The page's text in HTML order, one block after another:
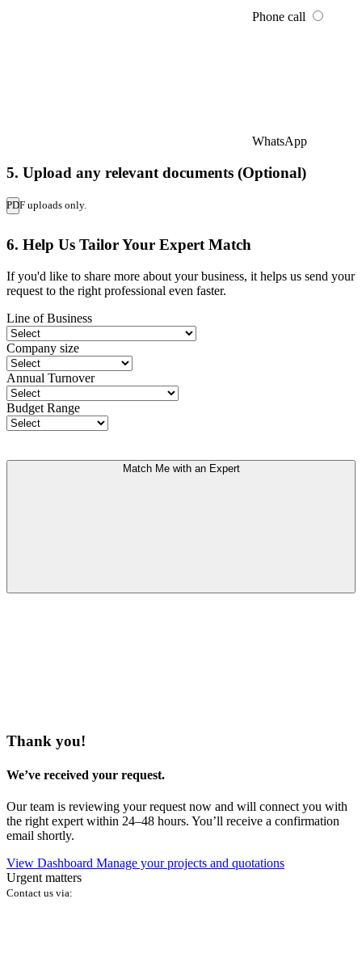
Phone call
WhatsApp
5. Upload any relevant documents (Optional)
PDF uploads only.
6. Help Us Tailor Your Expert Match
If you'd like to share more about your business, it helps us send your
request to the right professional even faster.
Line of Business
Company size
Annual Turnover
Budget Range
Match Me with an Expert
Thank you!
We’ve received your request.
Our team is reviewing your request now and will connect you with
the right expert within 24–48 hours. You’ll receive a confirmation
email shortly.
View Dashboard Manage your projects and quotations
Urgent matters
Contact us via: